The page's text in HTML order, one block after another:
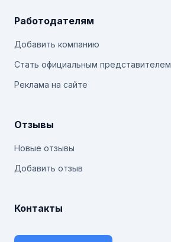
Работодателям
Добавить компанию
Стать официальным представителем
Реклама на сайте
Отзывы
Новые отзывы
Добавить отзыв
Контакты